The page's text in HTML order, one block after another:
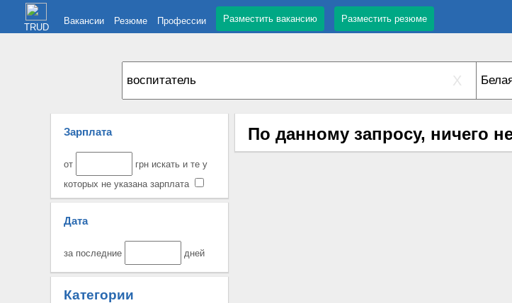
TRUD
Вакансии Резюме Профессии Разместить вакансию Разместить резюме
X
Зарплата
от
грн искать и те у
которых не указана зарплата
Дата
за последние дней
Категории
По данному запросу, ничего